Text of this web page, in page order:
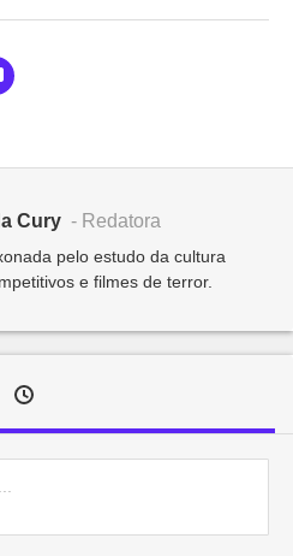
Cury - Redatora
pelo estudo da cultura
e filmes de terror.